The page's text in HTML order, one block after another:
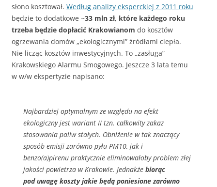
słono kosztował. Według analizy eksperckiej z 2011 roku
będzie to dodatkowe ~33 mln zł, które każdego roku
trzeba będzie dopłacić Krakowianom do kosztów
ogrzewania domów „ekologicznymi” źródłami ciepła.
Nie licząc kosztów inwestycyjnych. To „zasługa”
Krakowskiego Alarmu Smogowego. Jeszcze 3 lata temu
w w/w ekspertyzie napisano:
Najbardziej optymalnym ze względu na efekt
ekologiczny jest wariant II tzn. całkowity zakaz
stosowania paliw stałych. Obniżenie w tak znaczący
sposób emisji zarówno pyłu PM10, jak i
benzo(a)pirenu praktycznie eliminowałoby problem złej
jakości powietrza w Krakowie. Jednakże biorąc
pod uwagę koszty jakie będą poniesione zarówno